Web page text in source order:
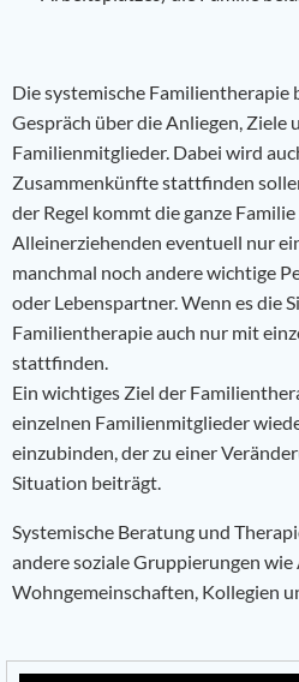
Die systemische Familientherapie
Gespräch über die Anliegen, Ziele
Familienmitglieder. Dabei wird
Zusammenkünfte stattfinden
der Regel kommt die ganze
Alleinerziehenden eventuell nur
manchmal noch andere wichtige
oder Lebenspartner. Wenn es die
Familientherapie auch nur mit
stattfinden.
Ein wichtiges Ziel der
einzelnen Familienmitglieder
einzubinden, der zu einer
Situation beiträgt.
Systemische Beratung und
andere soziale Gruppierungen wie
Wohngemeinschaften, Kollegien